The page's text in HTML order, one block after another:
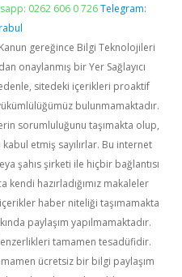
0262 606 0 726 Telegram:
Kanun gereğince Bilgi Teknolojileri
onaylanmış bir Yer Sağlayıcı
sitedeki içerikleri proaktif
bulunmamaktadır.
sorumluluğunu taşımakta olup,
etmiş sayılırlar. Bu internet
şahıs şirketi ile hiçbir bağlantısı
kendi hazırladığımız makaleler
haber niteliği taşımamakta
paylaşım yapılmamaktadır.
tamamen tesadüfidir.
ücretsiz bir bilgi paylaşım